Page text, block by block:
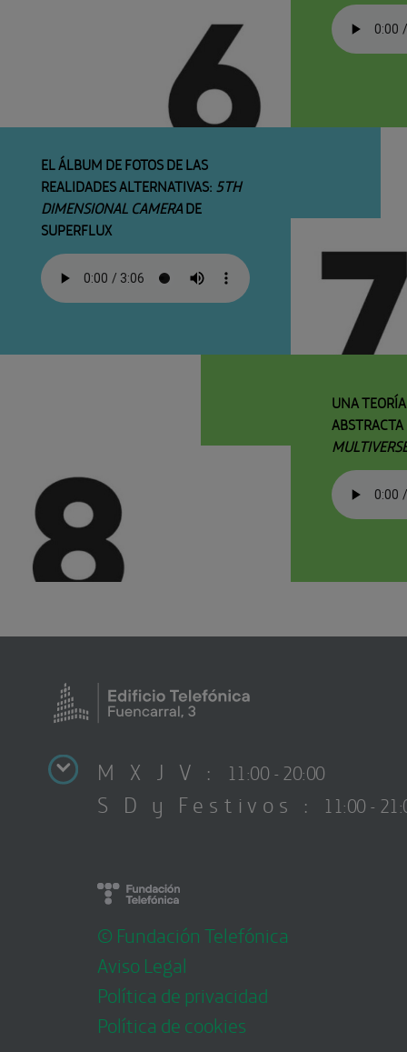
EL ÁLBUM DE FOTOS DE LAS
REALIDADES ALTERNATIVAS: 5TH
DIMENSIONAL CAMERADE
SUPERFLUX
UNA
M X J V : 11:00 - 20:00
S D y Festivos : 11:00 -
© Fundación Telefónica
Aviso Legal
Política de privacidad
Política de cookies